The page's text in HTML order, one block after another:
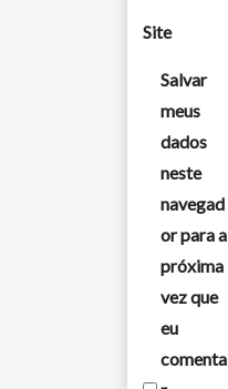
Site
Salvar
meus
dados
neste
navegad
or para a
próxima
vez que
eu
comenta